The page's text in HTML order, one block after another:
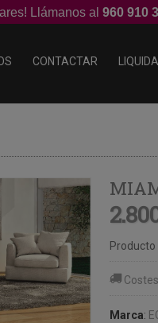
Llámanos al 960 910
CONTACTAR
Producto
Marca: